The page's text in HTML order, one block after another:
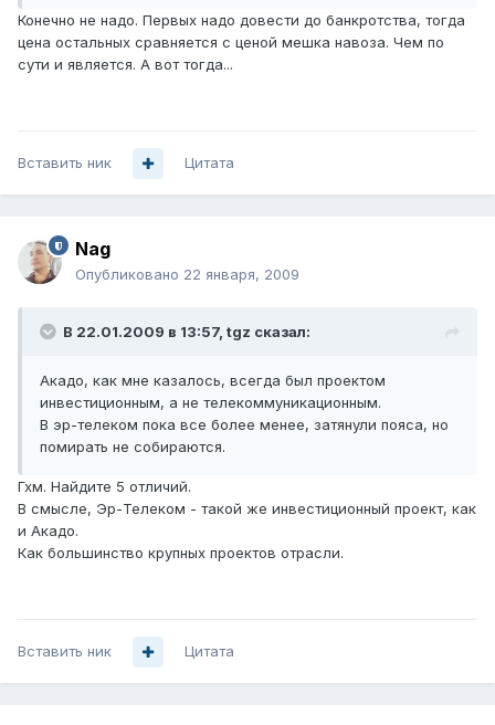
Конечно не надо. Первых надо довести до банкротства, тогда
цена остальных сравняется с ценой мешка навоза. Чем по
сути и является. А вот тогда...
Вставить ник Цитата
Nag
Опубликовано 22 января, 2009
В 22.01.2009 в 13:57, tgz сказал:
Акадо, как мне казалось, всегда был проектом
инвестиционным, а не телекоммуникационным.
В эр-телеком пока все более менее, затянули пояса, но
помирать не собираются.
Гхм. Найдите 5 отличий.
В смысле, Эр-Телеком - такой же инвестиционный проект, как
и Акадо.
Как большинство крупных проектов отрасли.
Вставить ник Цитата